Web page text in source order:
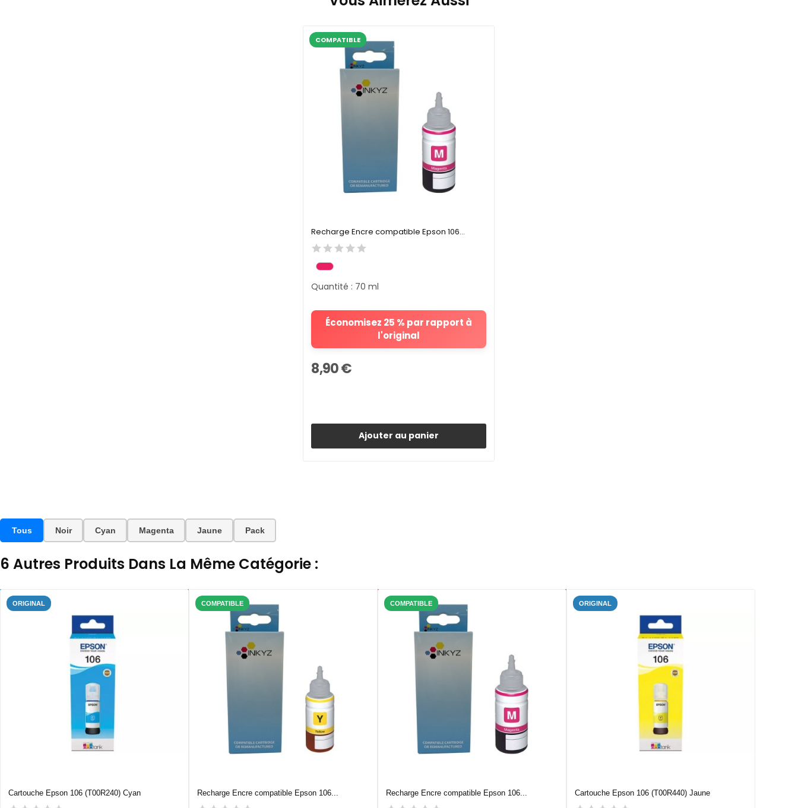
COMPATIBLE
Recharge Encre compatible Epson 106...
Économisez 25 % par rapport à
l'original
Quantité : 70 ml
8,90 €
Ajouter au panier
Tous Noir Cyan Magenta Jaune Pack
6 Autres Produits Dans La Même Catégorie :
ORIGINAL
Cartouche Epson 106 (T00R240) Cyan
COMPATIBLE
Recharge Encre compatible Epson 106...
COMPATIBLE
Recharge Encre compatible Epson 106...
ORIGINAL
Cartouche Epson 106 (T00R440) Jaune